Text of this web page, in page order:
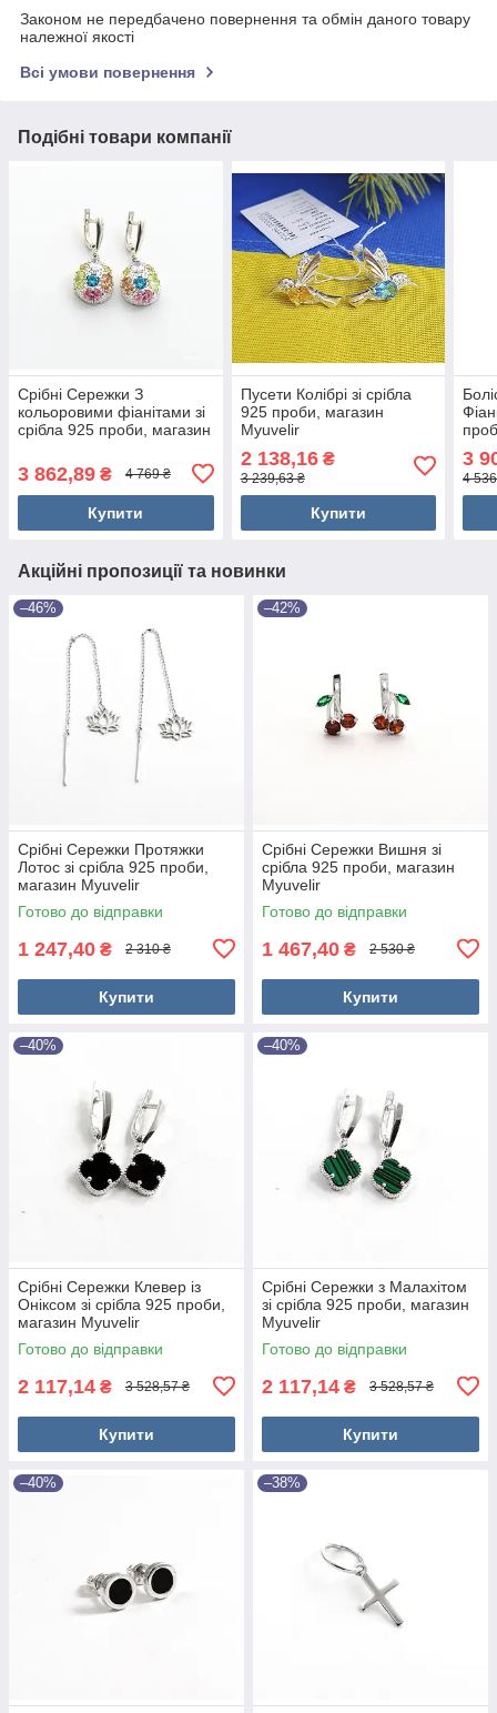
Законом не передбачено повернення та обмін даного товару
належної якості
Всі умови повернення
Подібні товари компанії
Срібні Сережки З
кольоровими фіанітами зі
срібла 925 проби, магазин
3 862,89 ₴ 4 769 ₴
Купити
Пусети Колібрі зі срібла
925 проби, магазин
Myuvelir
2 138,16₴
3 239,63 ₴
Купити
3
4
Акційні пропозиції та новинки
–46%
Срібні Сережки Протяжки
Лотос зі срібла 925 проби,
магазин Myuvelir
Готово до відправки
1 247,40 ₴ 2 310 ₴
Купити
–42%
Срібні Сережки Вишня зі
срібла 925 проби, магазин
Myuvelir
Готово до відправки
1 467,40 ₴ 2 530 ₴
Купити
–40%
Срібні Сережки Клевер із
Оніксом зі срібла 925 проби,
магазин Myuvelir
Готово до відправки
2 117,14 ₴ 3 528,57 ₴
Купити
–40%
Срібні Сережки з Малахітом
зі срібла 925 проби, магазин
Myuvelir
Готово до відправки
2 117,14 ₴ 3 528,57 ₴
Купити
–40% –38%